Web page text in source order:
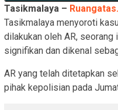
Tasikmalaya –
Tasikmalaya menyoroti
dilakukan oleh AR,
signifikan dan dikenal
AR yang telah ditetapkan
pihak kepolisian pada